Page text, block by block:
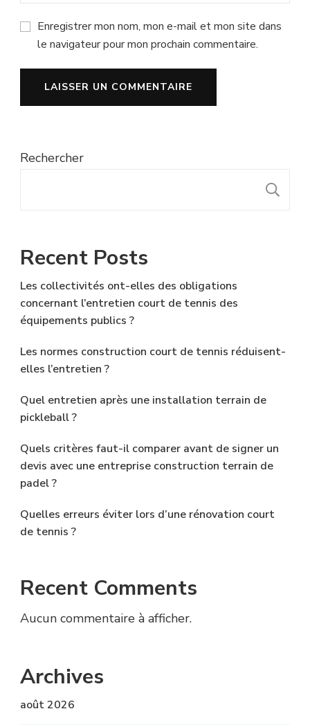
Enregistrer mon nom, mon e-mail et mon site dans
le navigateur pour mon prochain commentaire.
Rechercher
Recent Posts
Les collectivités ont-elles des obligations
concernant l’entretien court de tennis des
équipements publics ?
Les normes construction court de tennis réduisent-
elles l’entretien ?
Quel entretien après une installation terrain de
pickleball ?
Quels critères faut-il comparer avant de signer un
devis avec une entreprise construction terrain de
padel ?
Quelles erreurs éviter lors d’une rénovation court
de tennis ?
Recent Comments
Aucun commentaire à afficher.
Archives
août 2026